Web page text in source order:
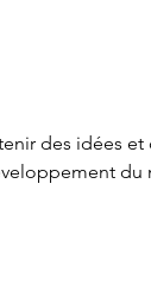
des idées et
du